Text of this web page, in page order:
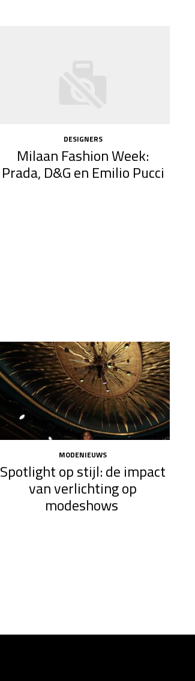
DESIGNERS
Milaan Fashion Week:
Prada, D&G en Emilio Pucci
MODENIEUWS
Spotlight op stijl: de impact
van verlichting op
modeshows